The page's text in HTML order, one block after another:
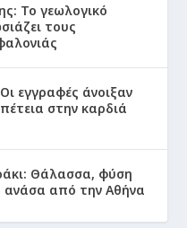
Το γεωλογικό
τους
εγγραφές άνοιξαν
στην καρδιά
Θάλασσα, φύση
ανάσα από την Αθήνα